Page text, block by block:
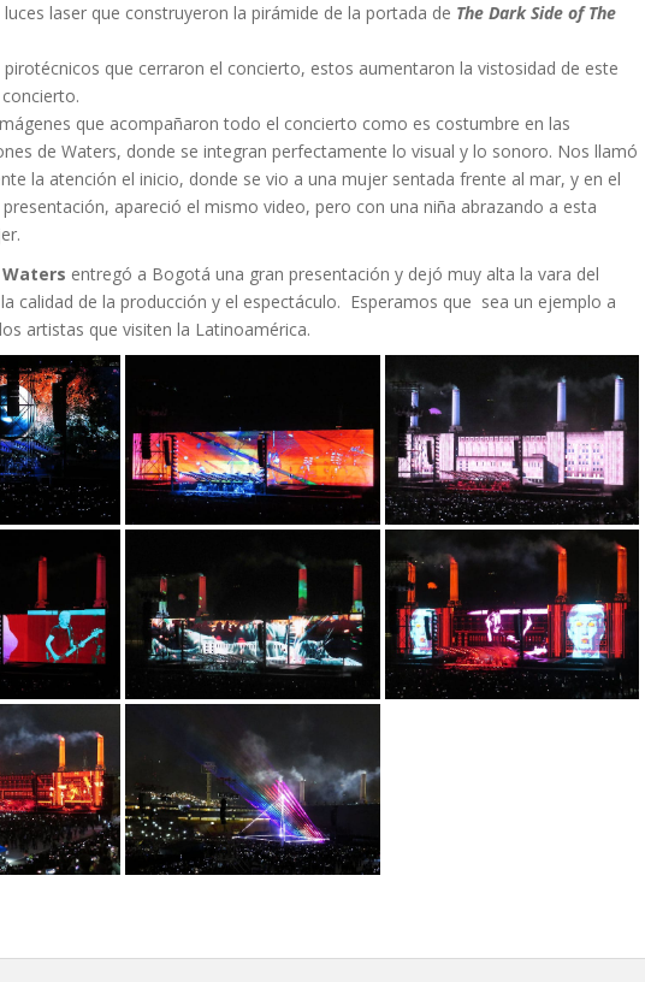
luces laser que construyeron la pirámide de la portada de The Dark Side of The
que cerraron el concierto, estos aumentaron la vistosidad de este
que acompañaron todo el concierto como es costumbre en las
de Waters, donde se integran perfectamente lo visual y lo sonoro. Nos llamó
la atención el inicio, donde se vio a una mujer sentada frente al mar, y en el
presentación, apareció el mismo video, pero con una niña abrazando a esta
entregó a Bogotá una gran presentación y dejó muy alta la vara del
calidad de la producción y el espectáculo. Esperamos que sea un ejemplo a
artistas que visiten la Latinoamérica.